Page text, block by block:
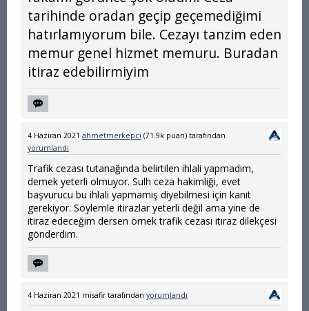
tarihinde oradan geçip geçemediğimi
hatırlamıyorum bile. Cezayı tanzim eden
memur genel hizmet memuru. Buradan
itiraz edebilirmiyim
4 Haziran 2021 ahmetmerkepci (71.9k puan) tarafından
yorumlandı
Trafik cezası tutanağında belirtilen ihlali yapmadım,
demek yeterli olmuyor. Sulh ceza hakimliği, evet
başvurucu bu ihlali yapmamış diyebilmesi için kanıt
gerekiyor. Söylemle itirazlar yeterli değil ama yine de
itiraz edeceğim dersen örnek trafik cezası itiraz dilekçesi
gönderdim.
4 Haziran 2021 misafir tarafından yorumlandı